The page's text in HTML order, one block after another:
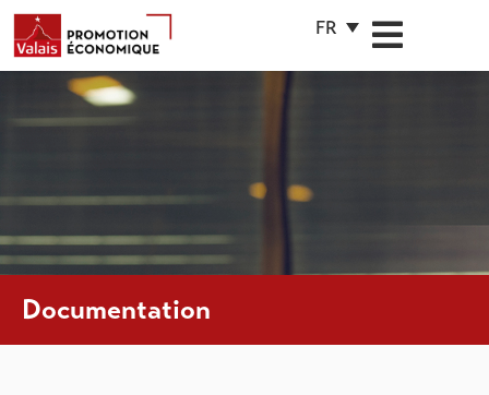
FR
Documentation